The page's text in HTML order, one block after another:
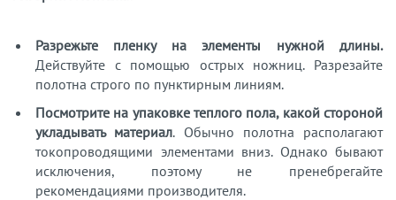
Разрежьте пленку на элементы нужной длины.
Действуйте с помощью острых ножниц. Разрезайте
полотна строго по пунктирным линиям.
Посмотрите на упаковке теплого пола, какой стороной
укладывать материал. Обычно полотна располагают
токопроводящими элементами вниз. Однако бывают
исключения, поэтому не пренебрегайте
рекомендациями производителя.